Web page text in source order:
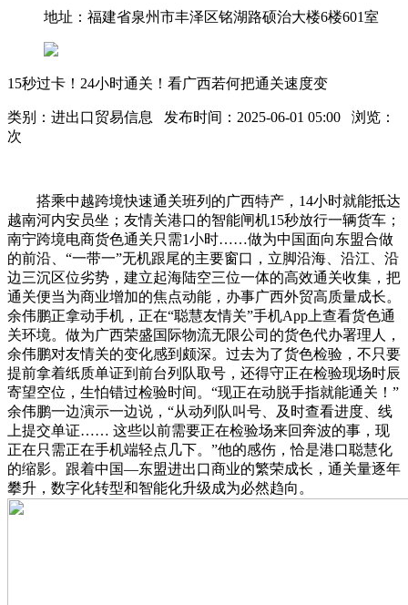
地址：福建省泉州市丰泽区铭湖路硕治大楼6楼601室
15秒过卡！24小时通关！看广西若何把通关速度变
类别：进出口贸易信息 发布时间：2025-06-01 05:00 浏览：
次
搭乘中越跨境快速通关班列的广西特产，14小时就能抵达
越南河内安员坐；友情关港口的智能闸机15秒放行一辆货车；
南宁跨境电商货色通关只需1小时……做为中国面向东盟合做
的前沿、“一带一”无机跟尾的主要窗口，立脚沿海、沿江、沿
边三沉区位劣势，建立起海陆空三位一体的高效通关收集，把
通关便当为商业增加的焦点动能，办事广西外贸高质量成长。
余伟鹏正拿动手机，正在“聪慧友情关”手机App上查看货色通
关环境。做为广西荣盛国际物流无限公司的货色代办署理人，
余伟鹏对友情关的变化感到颇深。过去为了货色检验，不只要
提前拿着纸质单证到前台列队取号，还得守正在检验现场时辰
寄望空位，生怕错过检验时间。“现正在动脱手指就能通关！”
余伟鹏一边演示一边说，“从动列队叫号、及时查看进度、线
上提交单证…… 这些以前需要正在检验场来回奔波的事，现
正在只需正在手机端轻点几下。”他的感伤，恰是港口聪慧化
的缩影。跟着中国—东盟进出口商业的繁荣成长，通关量逐年
攀升，数字化转型和智能化升级成为必然趋向。